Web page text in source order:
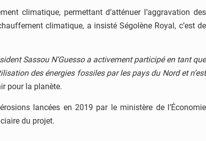
climatique, permettant d’atténuer l’aggravation des
climatique, a insisté Ségolène Royal, c’est de
Sassou N’Guesso a activement participé en tant que
des énergies fossiles par les pays du Nord et n’est
pour la planète.
lancées en 2019 par le ministère de l’Économie
du projet.